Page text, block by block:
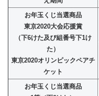
お年玉くじ当選商品
東京2020大会応援賞
（下6けた及び組番号下1け
た）
東京2020オリンピックペアチ
ケット
お年玉くじ当選商品